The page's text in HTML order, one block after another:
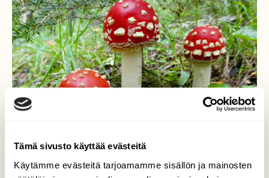
Tämä sivusto käyttää evästeitä
Käytämme evästeitä tarjoamamme sisällön ja mainosten